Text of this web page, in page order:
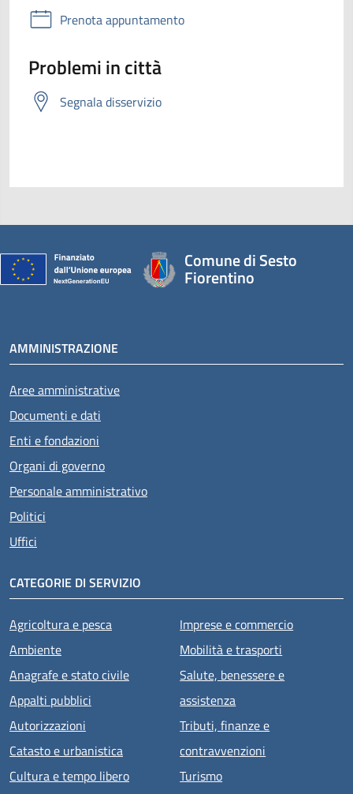
Prenota appuntamento
Problemi in città
Segnala disservizio
Comune di Sesto
Fiorentino
AMMINISTRAZIONE
Aree amministrative
Documenti e dati
Enti e fondazioni
Organi di governo
Personale amministrativo
Politici
Uffici
CATEGORIE DI SERVIZIO
Agricoltura e pesca
Ambiente
Anagrafe e stato civile
Appalti pubblici
Autorizzazioni
Catasto e urbanistica
Cultura e tempo libero
Imprese e commercio
Mobilità e trasporti
Salute, benessere e
assistenza
Tributi, finanze e
contravvenzioni
Turismo